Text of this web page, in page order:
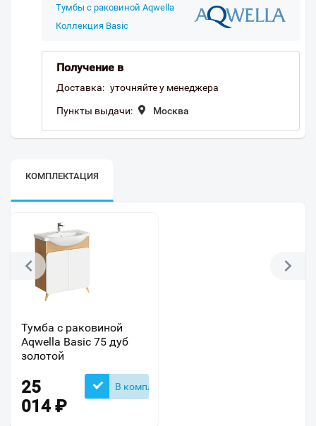
Тумбы с раковиной Aqwella
Коллекция Basic
Получение в
Доставка: уточняйте у менеджера
Пункты выдачи: Москва
КОМПЛЕКТАЦИЯ
Тумба с раковиной
Aqwella Basic 75 дуб
золотой
25
014 ₽
В комплекте